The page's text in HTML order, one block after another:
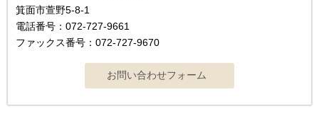
箕面市萱野5-8-1
電話番号：072-727-9661
ファックス番号：072-727-9670